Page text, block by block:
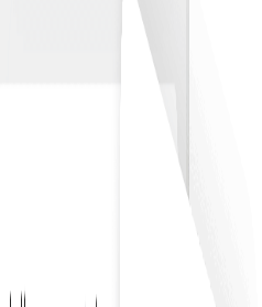
ะสิทธิภาพ
ยบทางภาษีและข้อกำหนดการ
ติการปฏิบัติตามข้อกำหนดที่ติด